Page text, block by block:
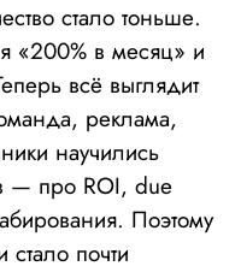
стало тоньше.
«200% в месяц» и
всё выглядит
реклама,
научились
— про ROI, due
Поэтому
стало почти